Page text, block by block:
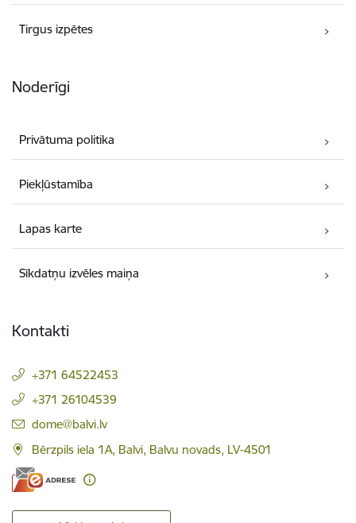
Tirgus izpētes
Noderīgi
Privātuma politika
Piekļūstamība
Lapas karte
Sīkdatņu izvēles maiņa
Kontakti
+371 64522453
+371 26104539
E-pasts:
dome@balvi.lv
Bērzpils iela 1A, Balvi, Balvu novads, LV-4501